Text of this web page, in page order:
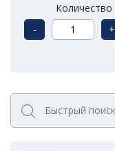
Количество
-
+